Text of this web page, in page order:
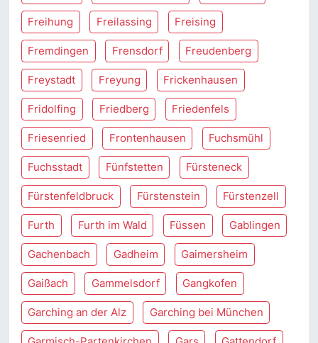
Freihung Freilassing Freising
Fremdingen Frensdorf Freudenberg
Freystadt Freyung Frickenhausen
Fridolfing Friedberg Friedenfels
Friesenried Frontenhausen Fuchsmühl
Fuchsstadt Fünfstetten Fürsteneck
Fürstenfeldbruck Fürstenstein Fürstenzell
Furth Furth im Wald Füssen Gablingen
Gachenbach Gadheim Gaimersheim
Gaißach Gammelsdorf Gangkofen
Garching an der Alz Garching bei München